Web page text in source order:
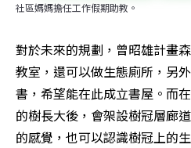
社區媽媽擔任工作假期助教。
對於未來的規劃，曾昭雄計畫
教室，還可以做生態廁所，另
書，希望能在此成立書屋。而
的樹長大後，會架設樹冠層廊
的感覺，也可以認識樹冠上的